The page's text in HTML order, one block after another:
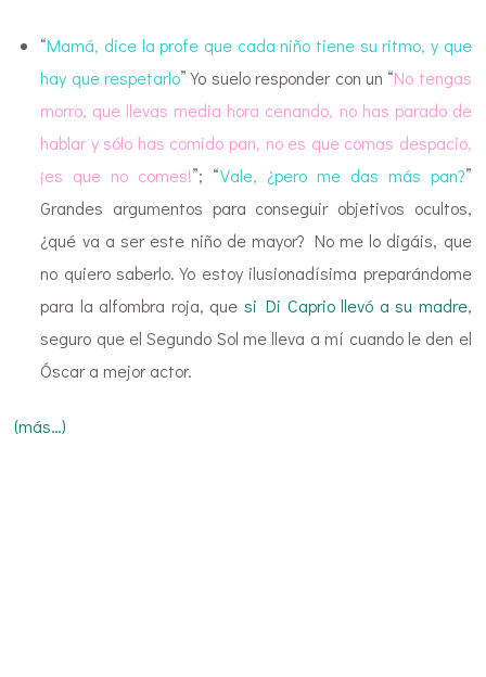
“Mamá, dice la profe que cada niño tiene su ritmo, y que
hay que respetarlo” Yo suelo responder con un “No tengas
morro, que llevas media hora cenando, no has parado de
hablar y sólo has comido pan, no es que comas despacio,
¡es que no comes!”; “Vale, ¿pero me das más pan?”
Grandes argumentos para conseguir objetivos ocultos,
¿qué va a ser este niño de mayor? No me lo digáis, que
no quiero saberlo. Yo estoy ilusionadísima preparándome
para la alfombra roja, que si Di Caprio llevó a su madre,
seguro que el Segundo Sol me lleva a mí cuando le den el
Óscar a mejor actor.
(más…)